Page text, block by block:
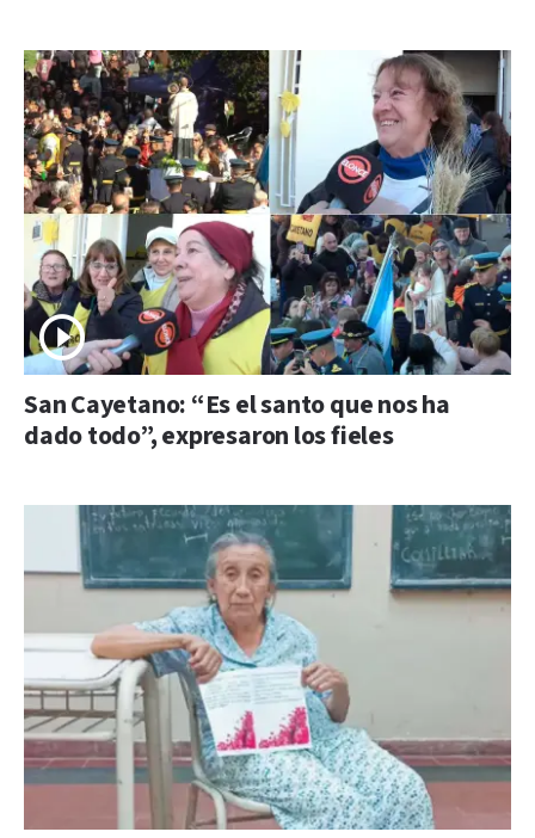
San Cayetano: “Es el santo que nos ha
dado todo”, expresaron los fieles